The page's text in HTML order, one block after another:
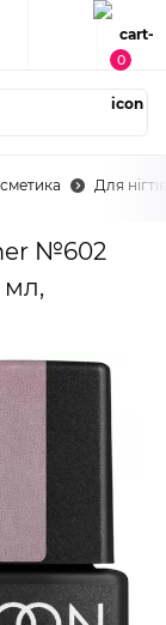
0
Для нігтів
№602
мл,